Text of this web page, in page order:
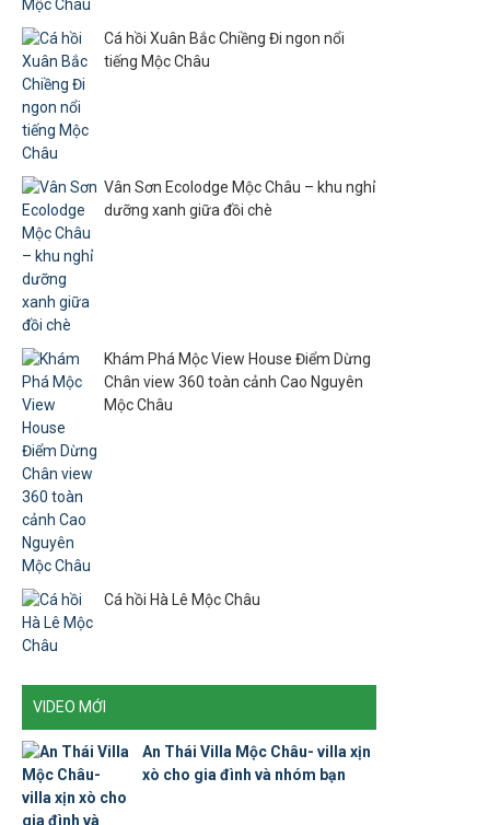
Cá hồi Xuân Bắc Chiềng Đi ngon nổi
tiếng Mộc Châu
Vân Sơn Ecolodge Mộc Châu – khu nghỉ
dưỡng xanh giữa đồi chè
Khám Phá Mộc View House Điểm Dừng
Chân view 360 toàn cảnh Cao Nguyên
Mộc Châu
Cá hồi Hà Lê Mộc Châu
VIDEO MỚI
An Thái Villa Mộc Châu- villa xịn
xò cho gia đình và nhóm bạn